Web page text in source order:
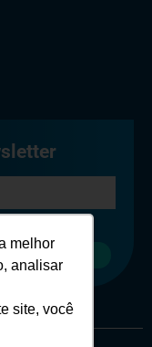
melhor
analisar
site, você